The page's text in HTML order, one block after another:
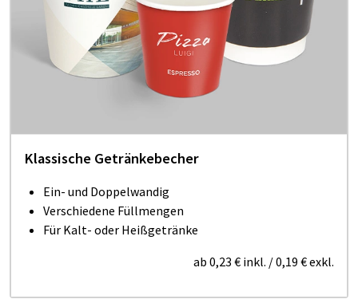
Klassische Ge­trän­ke­be­cher
Ein- und Doppelwandig
Verschiedene Füllmengen
Für Kalt- oder Heißgetränke
ab 0,23 € inkl. /0,19 €exkl.